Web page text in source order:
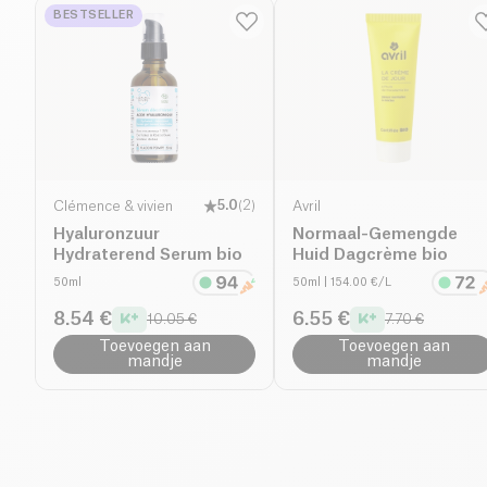
BESTSELLER
Clémence & vivien 5.0(2)
Hyaluronzuur
Hydraterend Serum bio
50ml
8.54 € 10.05 €
Toevoegen aan
mandje
Avril
Normaal-Gemengde
Huid Dagcrème bio
50ml | 154.00 €/L
6.55 € 7.70 €
Toevoegen aan
mandje